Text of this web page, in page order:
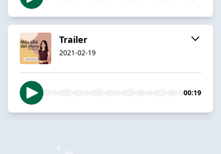
Trailer
2021-02-19
00:19